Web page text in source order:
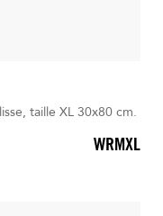
taille XL 30x80 cm.
WRMXL